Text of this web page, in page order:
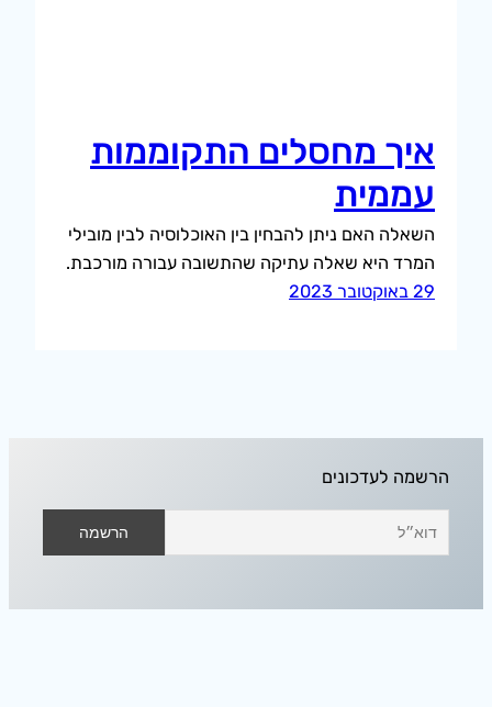
איך מחסלים התקוממות
עממית
השאלה האם ניתן להבחין בין האוכלוסיה לבין מובילי
המרד היא שאלה עתיקה שהתשובה עבורה מורכבת.
29 באוקטובר 2023
הרשמה לעדכונים